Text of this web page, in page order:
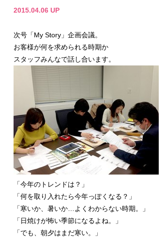
2015.04.06 UP
次号「My Story」企画会議。
お客様が何を求められる時期か
スタッフみんなで話し合います。
「今年のトレンドは？」
「何を取り入れたら今年っぽくなる？」
「寒いか、暑いか…よくわからない時期。」
「日焼けが怖い季節になるよね。」
「でも、朝夕はまだ寒い。」